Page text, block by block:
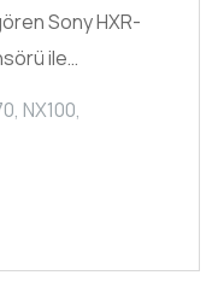
Sony HXR-
ile…
, NX100,